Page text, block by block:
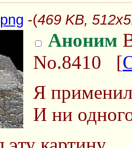
-(469 KB,
Аноним
No.8410 [
Я
И ни